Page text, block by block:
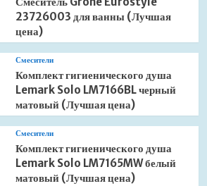
23726003 для ванны (Лучшая
цена)
Смесители
Комплект гигиенического душа
Lemark Solo LM7166BL черный
матовый (Лучшая цена)
Смесители
Комплект гигиенического душа
Lemark Solo LM7165MW белый
матовый (Лучшая цена)